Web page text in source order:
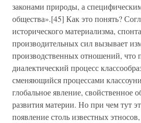
законами природы, а
общества».[45] Как это понять?
исторического материализма,
производительных сил вызывает
производственных отношений, что
диалектический процесс
сменяющийся процессами
глобальное явление, свойственное
развития материи. Но при чем тут
появление столь известных